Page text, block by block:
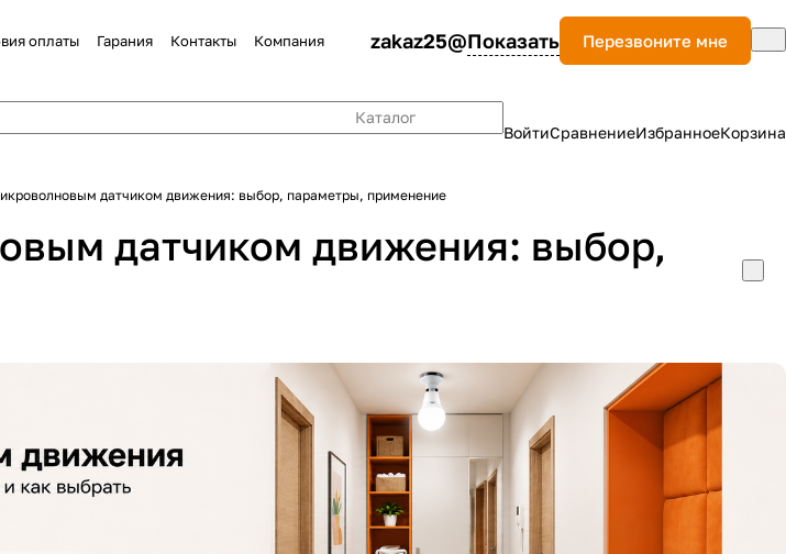
оплаты Гарания Контакты Компания zakaz25@Показать Перезвоните мне
Каталог
ВойтиСравнениеИзбранноеКорзина
датчиком движения: выбор, параметры, применение
датчиком движения: выбор,